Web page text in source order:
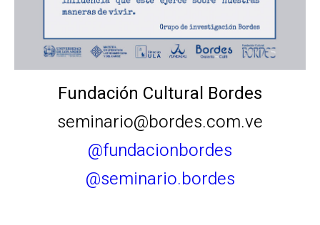
Fundación Cultural Bordes
seminario@bordes.com.ve
@fundacionbordes
@seminario.bordes